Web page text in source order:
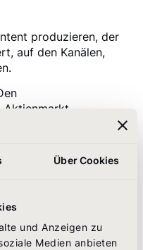
Über Cookies
und Anzeigen zu
Medien anbieten
produzieren, der
auf den Kanälen,
Aktienmarkt
daraus
mit den
Abschied
nehmen